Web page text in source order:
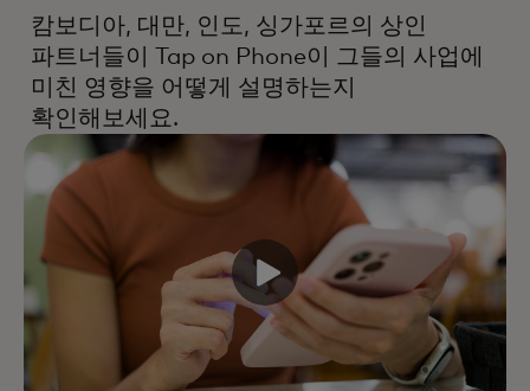
캄보디아, 대만, 인도, 싱가포르의 상인
파트너들이 Tap on Phone이 그들의 사업에
미친 영향을 어떻게 설명하는지
확인해보세요.